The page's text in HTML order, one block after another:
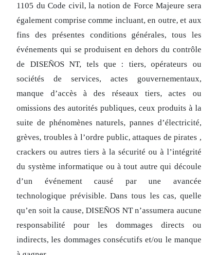
1105 du Code civil, la notion de Force Majeure sera
également comprise comme incluant, en outre, et aux
fins des présentes conditions générales, tous les
événements qui se produisent en dehors du contrôle
de DISEÑOS NT, tels que : tiers, opérateurs ou
sociétés de services, actes gouvernementaux,
manque d’accès à des réseaux tiers, actes ou
omissions des autorités publiques, ceux produits à la
suite de phénomènes naturels, pannes d’électricité,
grèves, troubles à l’ordre public, attaques de pirates ,
crackers ou autres tiers à la sécurité ou à l’intégrité
du système informatique ou à tout autre qui découle
d’un événement causé par une avancée
technologique prévisible. Dans tous les cas, quelle
qu’en soit la cause, DISEÑOS NT n’assumera aucune
responsabilité pour les dommages directs ou
indirects, les dommages consécutifs et/ou le manque